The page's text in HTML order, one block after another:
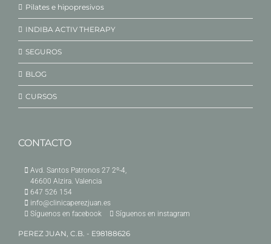
Pilates e hipopresivos
INDIBA ACTIV THERAPY
SEGUROS
BLOG
CURSOS
CONTACTO
Avd. Santos Patronos 27 2º-4,
46600 Alzira. Valencia
647 526 154
info@clinicaperezjuan.es
Síguenos en facebook
Síguenos en instagram
PEREZ JUAN, C.B. - E98188626